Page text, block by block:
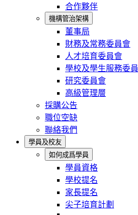
合作夥伴
機構管治架構
董事局
財務及常務委員會
人才培育委員會
學校及學生服務委
研究委員會
高級管理層
採購公告
職位空缺
聯絡我們
學員及校友
如何成爲學員
學員資格
學校提名
家長提名
尖子培育計劃